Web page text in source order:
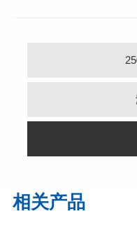
相关产品